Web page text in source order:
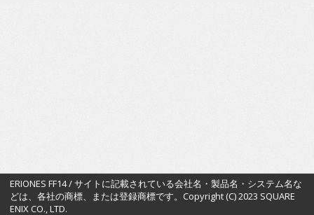
ERIONES FF14 / サイトに記載されている会社名・製品名・システム名な
どは、各社の商標、または登録商標です。Copyright (C) 2023 SQUARE
ENIX CO., LTD.